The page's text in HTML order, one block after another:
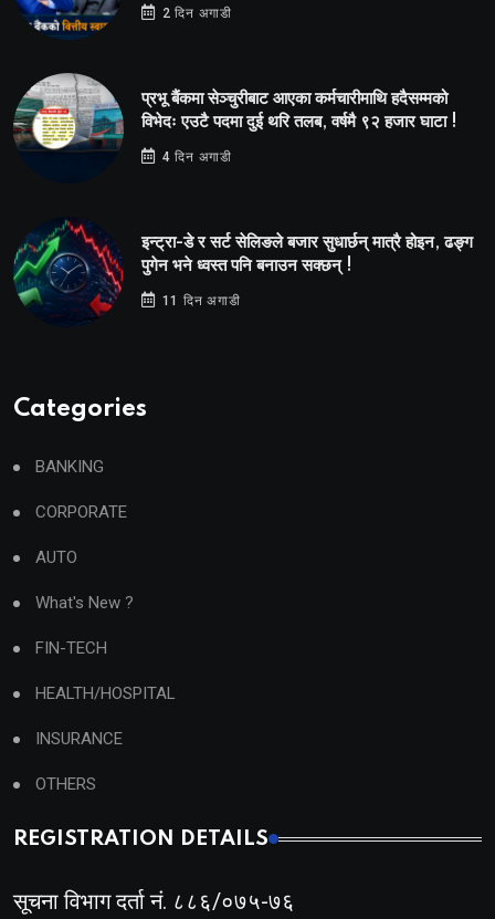
2 दिन अगाडी
प्रभू बैंकमा सेञ्चुरीबाट आएका कर्मचारीमाथि हदैसम्मको
विभेदः एउटै पदमा दुई थरि तलब, वर्षमै ९२ हजार घाटा !
4 दिन अगाडी
इन्ट्रा-डे र सर्ट सेलिङले बजार सुधार्छन् मात्रै होइन, ढङ्ग
पुगेन भने ध्वस्त पनि बनाउन सक्छन् !
11 दिन अगाडी
Categories
BANKING
CORPORATE
AUTO
What's New ?
FIN-TECH
HEALTH/HOSPITAL
INSURANCE
OTHERS
REGISTRATION DETAILS
सूचना विभाग दर्ता नं. ८८६/०७५-७६